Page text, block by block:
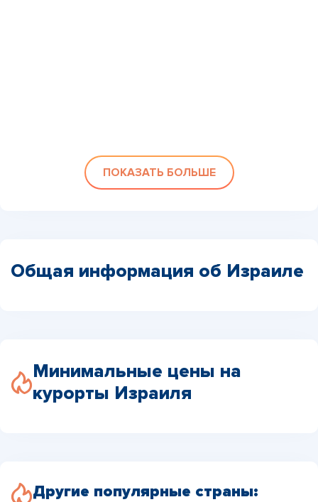
ПОКАЗАТЬ БОЛЬШЕ
Общая информация об Израиле
Минимальные цены на
курорты Израиля
Другие популярные страны: